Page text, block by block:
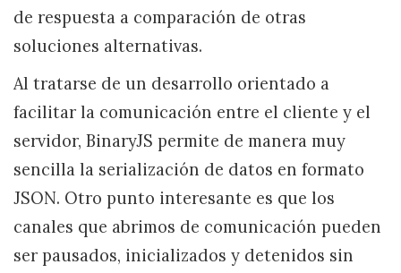
de respuesta a comparación de otras
soluciones alternativas.
Al tratarse de un desarrollo orientado a
facilitar la comunicación entre el cliente y el
servidor, BinaryJS permite de manera muy
sencilla la serialización de datos en formato
JSON. Otro punto interesante es que los
canales que abrimos de comunicación pueden
ser pausados, inicializados y detenidos sin